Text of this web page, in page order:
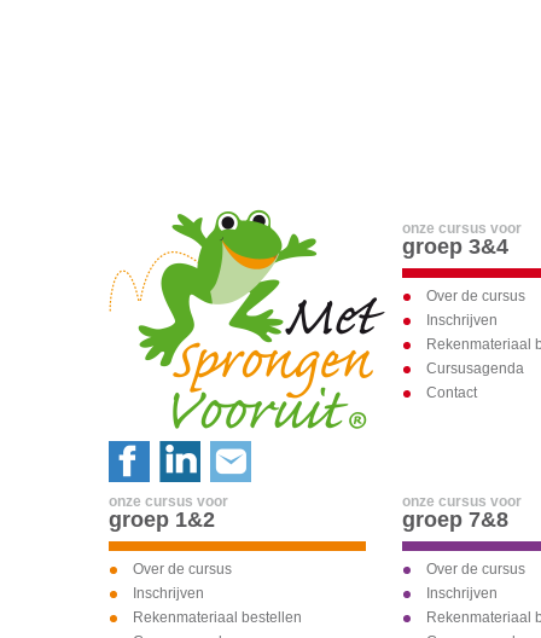
onze cursus voor
groep 3&4
Over de cursus
Inschrijven
Rekenmateriaal
Cursusagenda
Contact
onze cursus voor
groep 1&2
Over de cursus
Inschrijven
Rekenmateriaal bestellen
onze cursus voor
groep 7&8
Over de cursus
Inschrijven
Rekenmateriaal